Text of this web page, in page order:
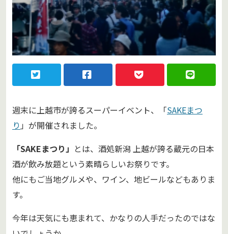
週末に上越市が誇るスーパーイベント、「SAKEまつ
り 」が開催されました。
「SAKEまつり」 とは、酒処新潟 上越が誇る蔵元の日本
酒が飲み放題という素晴らしいお祭りです。
他にもご当地グルメや、ワイン、地ビールなどもありま
す。
今年は天気にも恵まれて、かなりの人手だったのではな